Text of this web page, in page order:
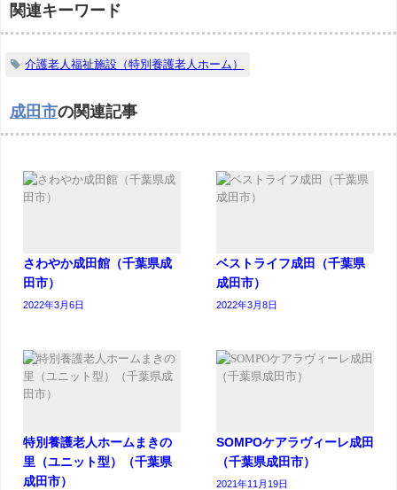
関連キーワード
介護老人福祉施設（特別養護老人ホーム）
成田市の関連記事
さわやか成田館（千葉県成
田市）
2022年3月6日
ベストライフ成田（千葉県
成田市）
2022年3月8日
特別養護老人ホームまきの
里（ユニット型）（千葉県
成田市）
SOMPOケアラヴィーレ成田
（千葉県成田市）
2021年11月19日